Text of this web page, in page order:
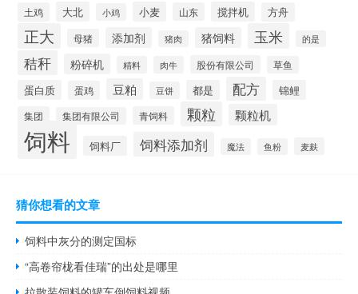
土鸡 大北 小鸡 小麦 山东 搅拌机 方舟
正大 母猪 添加剂 猪肉 猪饲料 玉米 的是
秸秆 粉碎机 精料 肉牛 股份有限公司 草鱼
蛋白质 蛋鸡 豆粕 豆饼 都是 配方 锦鲤
集团 集团有限公司 青饲料 颗粒 颗粒机
饲料 饲料厂 饲料添加剂 魔法 鱼粉 麦麸
猜你想看的文章
饲料中灰分的测定国标
“高卷帘栊看佳瑞”的出处是哪里